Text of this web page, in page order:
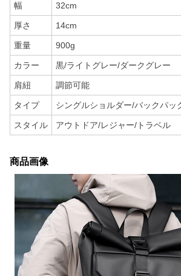
幅 32cm
厚さ 14cm
重量 900g
カラー 黒/ライトグレー/ダークグレー
肩紐 調節可能
タイプ シングルショルダー/バックパッ
スタイル アウトドア/レジャー/トラベル
商品画像